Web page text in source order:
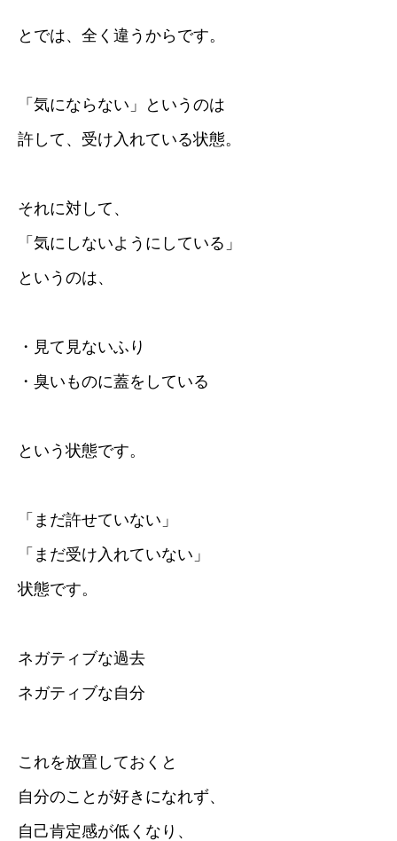
とでは、全く違うからです。
「気にならない」というのは
許して、受け入れている状態。
それに対して、
「気にしないようにしている」
というのは、
・見て見ないふり
・臭いものに蓋をしている
という状態です。
「まだ許せていない」
「まだ受け入れていない」
状態です。
ネガティブな過去
ネガティブな自分
これを放置しておくと
自分のことが好きになれず、
自己肯定感が低くなり、